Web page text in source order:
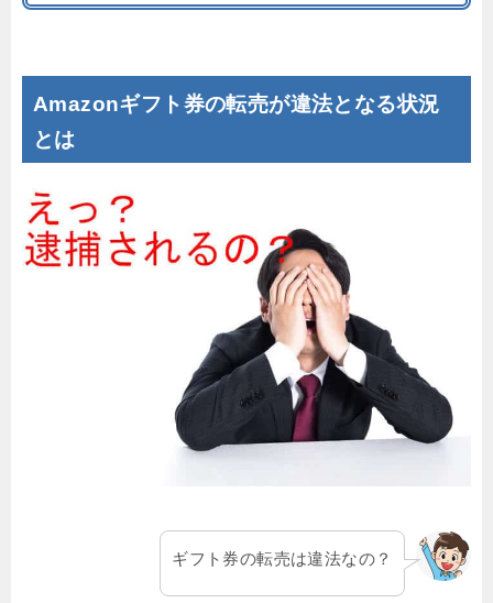
Amazonギフト券の転売が違法となる状況
とは
ギフト券の転売は違法なの？